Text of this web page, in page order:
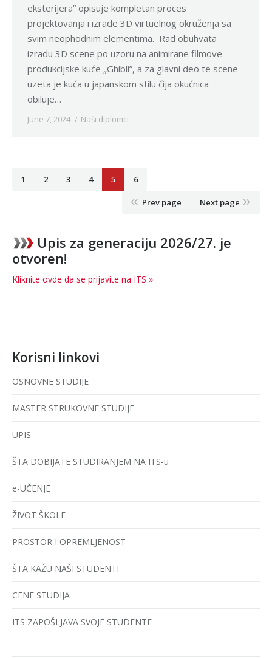
eksterijera” opisuje kompletan proces
projektovanja i izrade 3D virtuelnog okruženja sa
svim neophodnim elementima. Rad obuhvata
izradu 3D scene po uzoru na animirane filmove
produkcijske kuće „Ghibli”, a za glavni deo te scene
uzeta je kuća u japanskom stilu čija okućnica
obiluje…
June 7, 2024 Naši diplomci
1 2 3 4 5 6
Prev page Next page
Upis za generaciju 2026/27. je
otvoren!
Kliknite ovde da se prijavite na ITS »
Korisni linkovi
OSNOVNE STUDIJE
MASTER STRUKOVNE STUDIJE
UPIS
ŠTA DOBIJATE STUDIRANJEM NA ITS-u
e-UČENJE
ŽIVOT ŠKOLE
PROSTOR I OPREMLJENOST
ŠTA KAŽU NAŠI STUDENTI
CENE STUDIJA
ITS ZAPOŠLJAVA SVOJE STUDENTE